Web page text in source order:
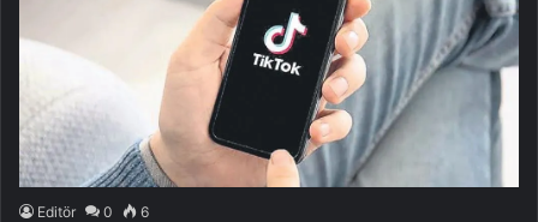
Editör 0 6